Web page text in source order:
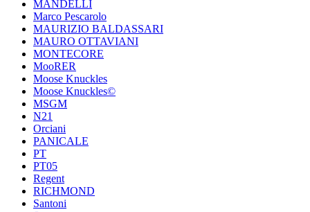
MANDELLI
Marco Pescarolo
MAURIZIO BALDASSARI
MAURO OTTAVIANI
MONTECORE
MooRER
Moose Knuckles
Moose Knuckles©️
MSGM
N21
Orciani
PANICALE
PT
PT05
Regent
RICHMOND
Santoni